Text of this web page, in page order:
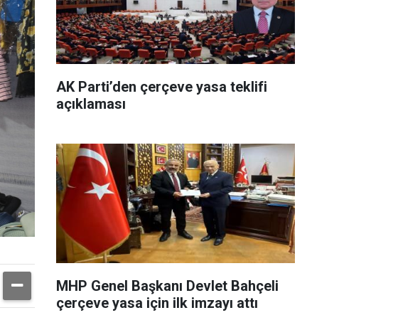
AK Parti’den çerçeve yasa teklifi
açıklaması
MHP Genel Başkanı Devlet Bahçeli
çerçeve yasa için ilk imzayı attı